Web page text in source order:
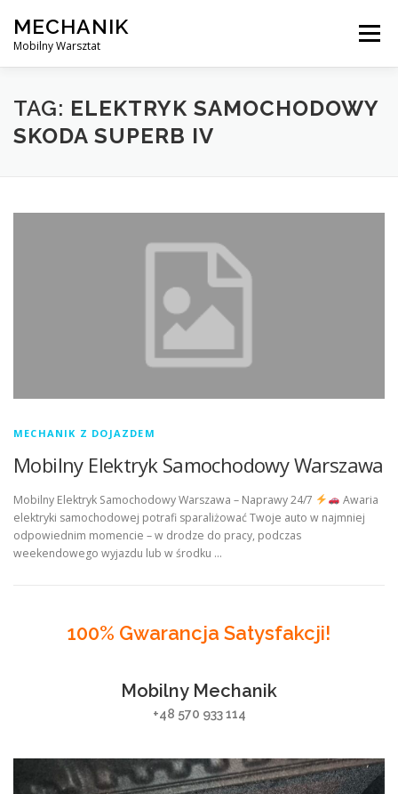
content
MECHANIK
Mobilny Warsztat
Menu
MOBILNY MECHANIK ELEKTRYK SAMOCHODOWY
TAG: ELEKTRYK SAMOCHODOWY
SKODA SUPERB IV
MECHANIK Z DOJAZDEM
Mobilny Elektryk Samochodowy Warszawa
Mobilny Elektryk Samochodowy Warszawa – Naprawy 24/7
Awaria
elektryki samochodowej potrafi sparaliżować Twoje auto w najmniej
odpowiednim momencie – w drodze do pracy, podczas
weekendowego wyjazdu lub w środku …
100% Gwarancja Satysfakcji!
Mobilny Mechanik
+48 570 933 114